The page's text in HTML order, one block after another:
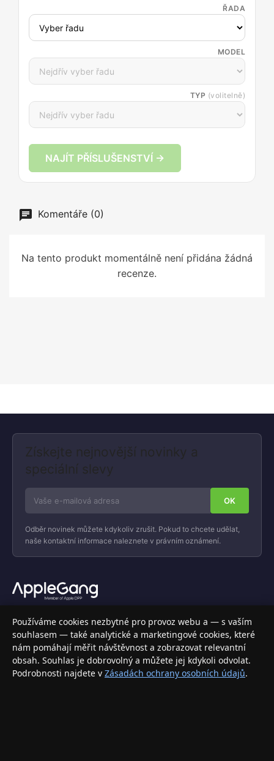
ŘADA
MODEL
TYP (volitelně)
NAJÍT PŘÍSLUŠENSTVÍ →
Komentáře (0)
Na tento produkt momentálně není přidána žádná
recenze.
Získejte nejnovější novinky a
speciální slevy
Odběr novinek můžete kdykoliv zrušit. Pokud to chcete udělat,
naše kontaktní informace naleznete v právním oznámení.
Váš specializovaný obchod s Apple produkty, příslušenstvím a
elektronikou. Nakupujte bezpečně a s jistotou.
INFORMACE
Doprava a doručení
Používáme cookies nezbytné pro provoz webu a — s vaším
souhlasem — také analytické a marketingové cookies, které
nám pomáhají měřit návštěvnost a zobrazovat relevantní
obsah. Souhlas je dobrovolný a můžete jej kdykoli odvolat.
Podrobnosti najdete v Zásadách ochrany osobních údajů.